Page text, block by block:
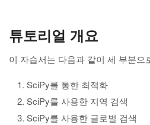
튜토리얼 개요
이 자습서는 다음과 같이 세 부분으
SciPy를 통한 최적화
SciPy를 사용한 지역 검색
SciPy를 사용한 글로벌 검색